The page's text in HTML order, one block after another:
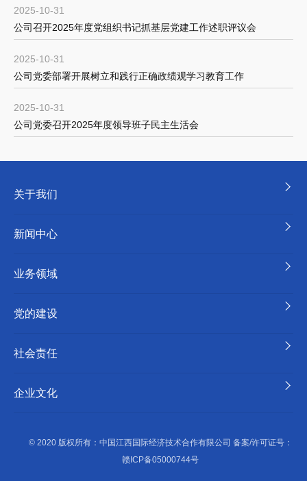
2025-10-31
公司召开2025年度党组织书记抓基层党建工作述职评议会
2025-10-31
公司党委部署开展树立和践行正确政绩观学习教育工作
2025-10-31
公司党委召开2025年度领导班子民主生活会
关于我们
新闻中心
业务领域
党的建设
社会责任
企业文化
© 2020 版权所有：中国江西国际经济技术合作有限公司 备案/许可证号：
赣ICP备05000744号